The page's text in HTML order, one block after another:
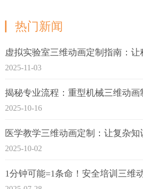
热门新闻
虚拟实验室三维动画定制指南：
2025-11-03
揭秘专业流程：重型机械三维动画
2025-10-16
医学教学三维动画定制：让复杂知
2025-10-02